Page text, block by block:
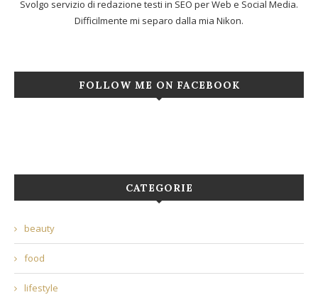
Svolgo servizio di redazione testi in SEO per Web e Social Media.
Difficilmente mi separo dalla mia Nikon.
FOLLOW ME ON FACEBOOK
CATEGORIE
beauty
food
lifestyle